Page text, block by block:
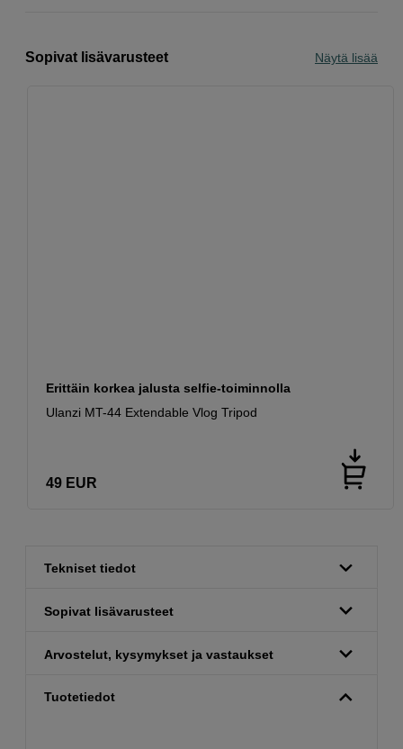
Sopivat lisävarusteet Näytä lisää
Erittäin korkea jalusta selfie-toiminnolla
Ulanzi MT-44 Extendable Vlog Tripod
49 EUR
Tekniset tiedot
Sopivat lisävarusteet
Arvostelut, kysymykset ja vastaukset
Tuotetiedot